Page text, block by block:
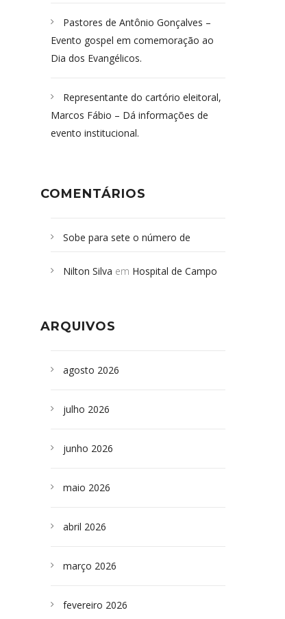
Pastores de Antônio Gonçalves –
Evento gospel em comemoração ao
Dia dos Evangélicos.
Representante do cartório eleitoral,
Marcos Fábio – Dá informações de
evento institucional.
COMENTÁRIOS
Sobe para sete o número de
desabamento em São Paulo - Revista
sepultados em SP
Nilton Silva em Hospital de Campo
ARQUIVOS
agosto 2026
julho 2026
junho 2026
maio 2026
abril 2026
março 2026
fevereiro 2026